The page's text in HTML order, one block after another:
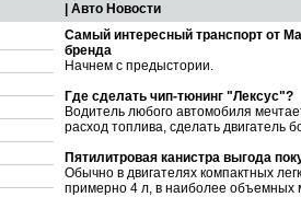
| Авто Новости
Самый интересный транспорт от
бренда
Начнем с предыстории.
Где сделать чип-тюнинг "Лексус"?
Водитель любого автомобиля
расход топлива, сделать двигатель
Пятилитровая канистра выгода
Обычно в двигателях компактных
примерно 4 л, в наиболее объемных